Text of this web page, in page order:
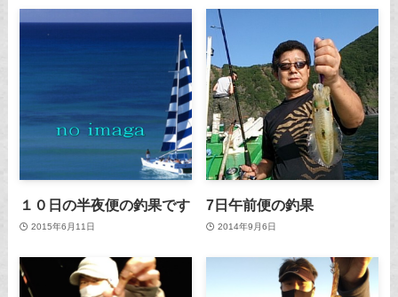
１０日の半夜便の釣果です
2015年6月11日
7日午前便の釣果
2014年9月6日